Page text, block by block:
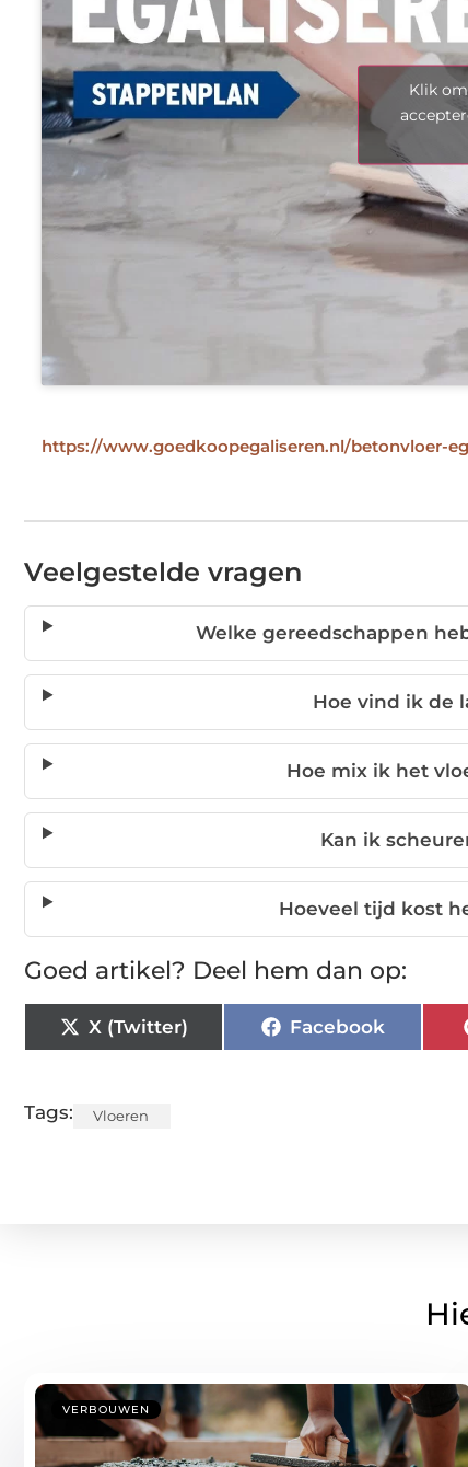
Klik
https://www.goedkoopegaliseren.nl/betonvloer-
Veelgestelde vragen
Welke gereedschappen
Hoe vind ik de
Hoe mix ik het
Kan ik
Hoeveel tijd kost
Goed artikel? Deel hem dan op:
X (Twitter) Facebook
Tags: Vloeren
VERBOUWEN